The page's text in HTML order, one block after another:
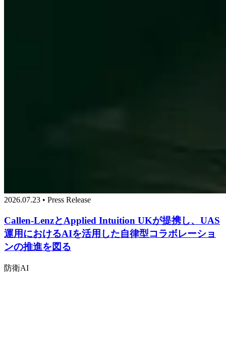
2026.07.23 • Press Release
Callen-LenzとApplied Intuition UKが提携し、UAS
運用におけるAIを活用した自律型コラボレーショ
ンの推進を図る
防衛AI